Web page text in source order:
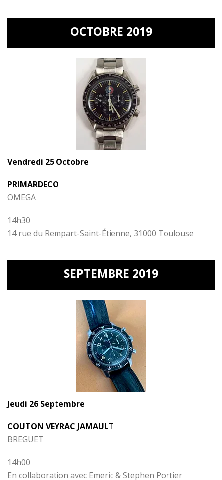
OCTOBRE 2019
Vendredi 25 Octobre
PRIMARDECO
OMEGA
14h30
14 rue du Rempart-Saint-Étienne, 31000 Toulouse
SEPTEMBRE 2019
Jeudi 26 Septembre
COUTON VEYRAC JAMAULT
BREGUET
14h00
En collaboration avec Emeric & Stephen Portier